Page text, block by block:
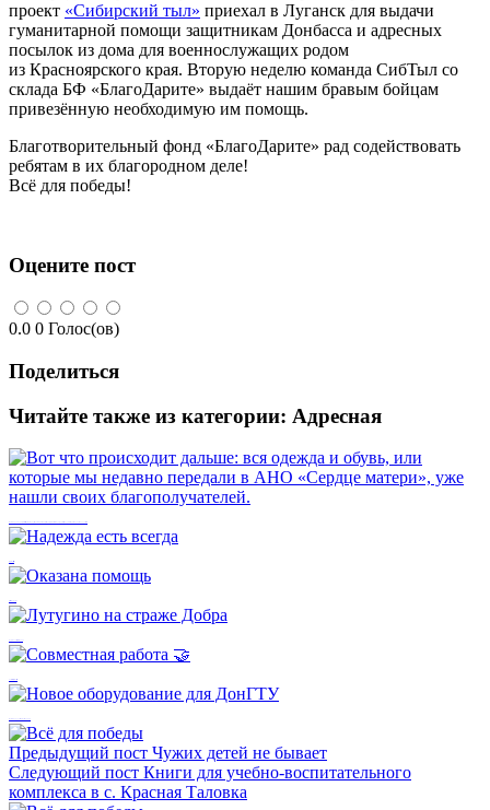
проект «Сибирский тыл» приехал в Луганск для выдачи
гуманитарной помощи защитникам Донбасса и адресных
посылок из дома для военнослужащих родом
из Красноярского края. Вторую неделю команда СибТыл со
склада БФ «БлагоДарите» выдаёт нашим бравым бойцам
привезённую необходимую им помощь.
Благотворительный фонд «БлагоДарите» рад содействовать
ребятам в их благородном деле!
Всё для победы!
Оцените пост
0.0 0 Голос(ов)
Поделиться
Читайте также из категории: Адресная
Предыдущий пост Чужих детей не бывает
Следующий пост Книги для учебно-воспитательного
комплекса в с. Красная Таловка